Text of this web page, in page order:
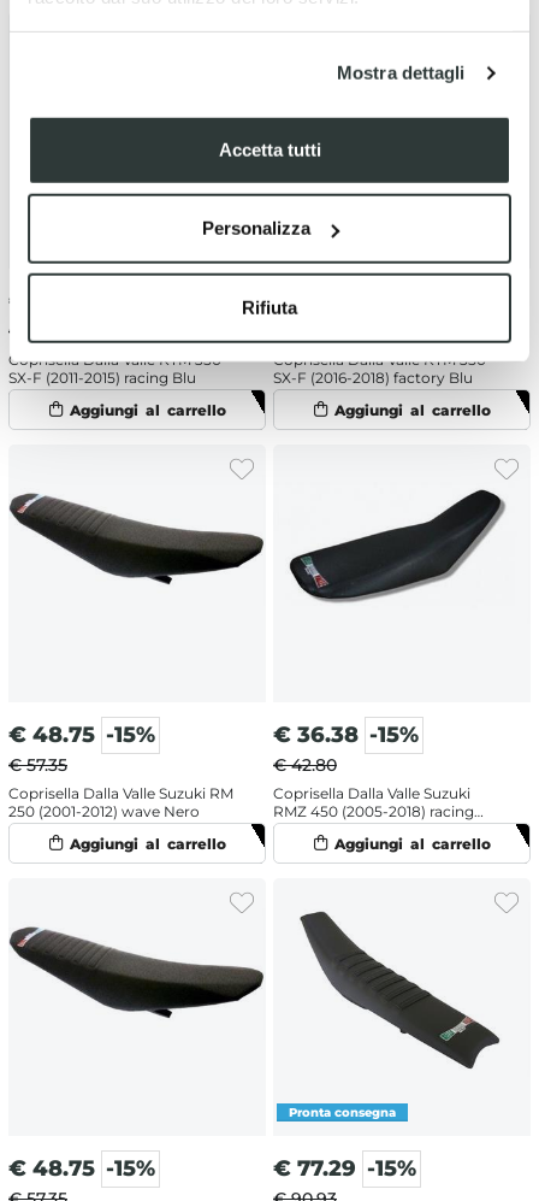
Mostra dettagli
Accetta tutti
Personalizza
Rifiuta
€
€ 46.37
Coprisella Dalla Valle KTM 350
SX-F (2011-2015) racing Blu
€
Coprisella Dalla Valle KTM 350
SX-F (2016-2018) factory Blu
€ 48.75 -15%
€ 57.35
Coprisella Dalla Valle Suzuki RM
250 (2001-2012) wave Nero
€ 36.38 -15%
€ 42.80
Coprisella Dalla Valle Suzuki
RMZ 450 (2005-2018) racing
Nero
€ 48.75 -15% € 77.29 -15%